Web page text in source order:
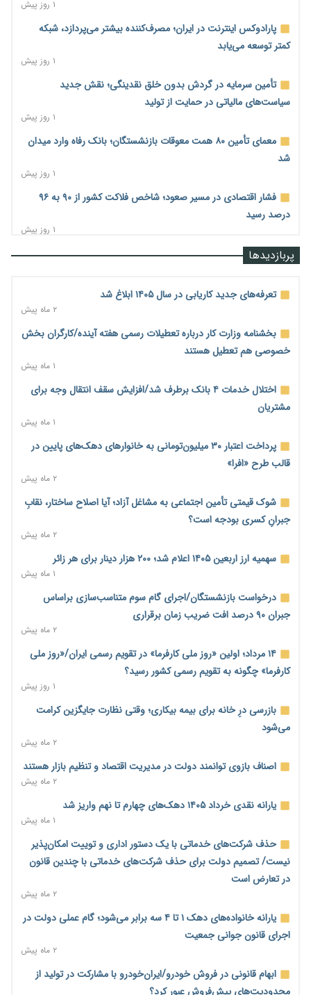
۱ روز پیش
پارادوکس اینترنت در ایران؛ مصرف‌کننده بیشتر می‌پردازد، شبکه
کمتر توسعه می‌یابد
۱ روز پیش
تأمین سرمایه در گردش بدون خلق نقدینگی؛ نقش جدید
سیاست‌های مالیاتی در حمایت از تولید
۱ روز پیش
معمای تأمین ۸۰ همت معوقات بازنشستگان؛ بانک رفاه وارد میدان
شد
۱ روز پیش
فشار اقتصادی در مسیر صعود؛ شاخص فلاکت کشور از ۹۰ به ۹۶
درصد رسید
۱ روز پیش
رشد ۷۵ هزار میلیاردی بازار خرید اعتباری؛ فین‌تک‌ها وارد میدان
آغاز اجرای پایلوت «ردا کارت» برای دانشجویان تحصیلات تکمیلی
۱ روز پیش
محدودیت تازه برای شبکه بانکی؛ افزایش سپرده قانونی با هدف
کنترل تورم
۱ روز پیش
ترمز تولید خودرو کشیده شد؛ افت ۲۵ درصدی تیراژ ایران‌خودرو،
سایپا و پارس‌خودرو
۱ روز پیش
بنگاه‌داری بانک‌ها؛ مانع بزرگ خانه‌دار شدن مستأجران
نماینده مجلس: توسعه مرزهای زمینی به راهبرد تأمین کالاهای
اساسی تبدیل شود
۱ روز پیش
خانه کارگر قزوین: شکاف دستمزد و هزینه معیشت هر روز عمیق‌تر
می‌شود
۱ روز پیش
رئیس سازمان امور مالیاتی: بلاگرهای پردرآمد مشمول پرداخت
مالیات هستند
۱ روز پیش
پیش‌بینی افزایش تولید برنج؛ نیاز وارداتی کشور به ۵۰۰ هزار تن
کاهش می‌یابد
۱ روز پیش
امضای تفاهم‌نامه تجاری ایران و پاکستان؛ هدف‌گذاری تجارت ۱۰
اختیارات جدید گمرکات برای تمدید ورود موقت کالا و خودرو تا
پایان شهریور ابلاغ شد
۱ روز پیش
مرحله سیزدهم کالابرگ در سایه تورم؛ قدرت خرید یارانه یک‌میلیونی
۱۴ مرداد؛ اولین «روز ملی کارفرما» در تقویم رسمی ایران/«روز ملی
پربازدیدها
تعرفه‌های جدید کاریابی در سال ۱۴۰۵ ابلاغ شد
۲ ماه پیش
بخشنامه وزارت کار درباره تعطیلات رسمی هفته آینده/کارگران بخش
خصوصی هم تعطیل هستند
۱ ماه پیش
اختلال خدمات ۴ بانک برطرف شد/افزایش سقف انتقال وجه برای
مشتریان
۱ ماه پیش
پرداخت اعتبار ۳۰ میلیون‌تومانی به خانوارهای دهک‌های پایین در
قالب طرح «افرا»
۲ ماه پیش
شوک قیمتی تأمین اجتماعی به مشاغل آزاد؛ آیا اصلاح ساختار، نقابِ
جبرانِ کسری بودجه است؟
۲ ماه پیش
سهمیه ارز اربعین ۱۴۰۵ اعلام شد؛ ۲۰۰ هزار دینار برای هر زائر
۱ ماه پیش
درخواست بازنشستگان/اجرای گام سوم متناسب‌سازی براساس
جبران ۹۰ درصد افت ضریب زمان برقراری
۲ ماه پیش
۱۴ مرداد؛ اولین «روز ملی کارفرما» در تقویم رسمی ایران/«روز ملی
کارفرما» چگونه به تقویم رسمی کشور رسید؟
۱ روز پیش
بازرسی درِ خانه برای بیمه بیکاری؛ وقتی نظارت جایگزین کرامت
می‌شود
۲ ماه پیش
اصناف بازوی توانمند دولت در مدیریت اقتصاد و تنظیم بازار هستند
۲ ماه پیش
یارانه نقدی خرداد ۱۴۰۵ دهک‌های چهارم تا نهم واریز شد
۱ ماه پیش
حذف شرکت‌های خدماتی با یک دستور اداری و توییت امکان‌پذیر
نیست/ تصمیم دولت برای حذف شرکت‌های خدماتی با چندین قانون
در تعارض است
۲ ماه پیش
یارانه خانواده‌های دهک ۱ تا ۴ سه برابر می‌شود؛ گام عملی دولت در
اجرای قانون جوانی جمعیت
۲ ماه پیش
ابهام قانونی در فروش خودرو/ایران‌خودرو با مشارکت در تولید از
محدودیت‌های پیش‌فروش عبور کرد؟